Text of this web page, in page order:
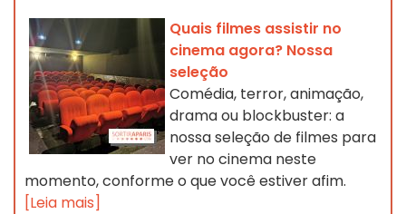
Quais filmes assistir no
cinema agora? Nossa
seleção
Comédia, terror, animação,
drama ou blockbuster: a
nossa seleção de filmes para
ver no cinema neste
momento, conforme o que você estiver afim.
[Leia mais]